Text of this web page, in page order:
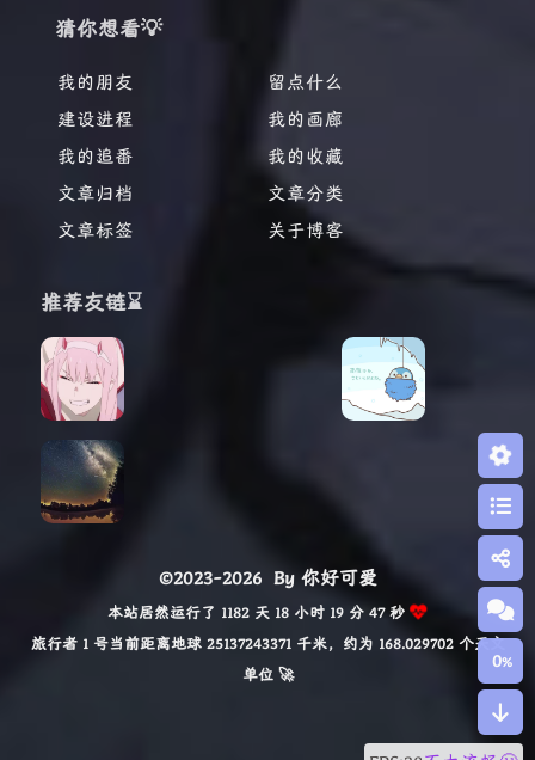
猜你想看💡
我的朋友
留点什么
建设进程
我的画廊
我的追番
我的收藏
文章归档
文章分类
文章标签
关于博客
推荐友链⌛
©2023-2026By 你好可爱
本站居然运行了 1182 天 18 小时 19 分 49 秒
旅行者 1 号当前距离地球 25137243405 千米，约为 168.029702 个天文
单位 🚀
0%